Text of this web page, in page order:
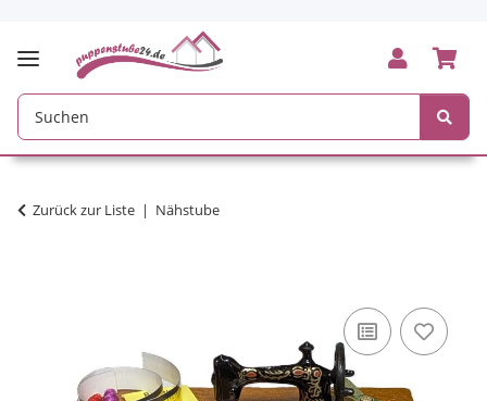
Zurück zur Liste Nähstube